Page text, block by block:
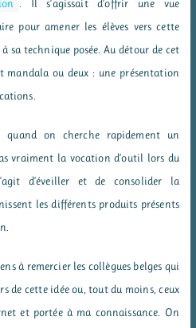
. Il s’agissait d’offrir une vue
pour amener les élèves vers cette
sa technique posée. Au détour de cet
ou deux : une présentation
quand on cherche rapidement un
vraiment la vocation d’outil lors du
d’éveiller et de consolider la
les différents produits présents
à remercier les collègues belges qui
de cette idée ou, tout du moins, ceux
et portée à ma connaissance. On